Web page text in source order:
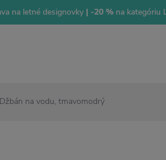
na letné designovky| -20 % na kategóriu
Džbán na vodu, tmavomodrý